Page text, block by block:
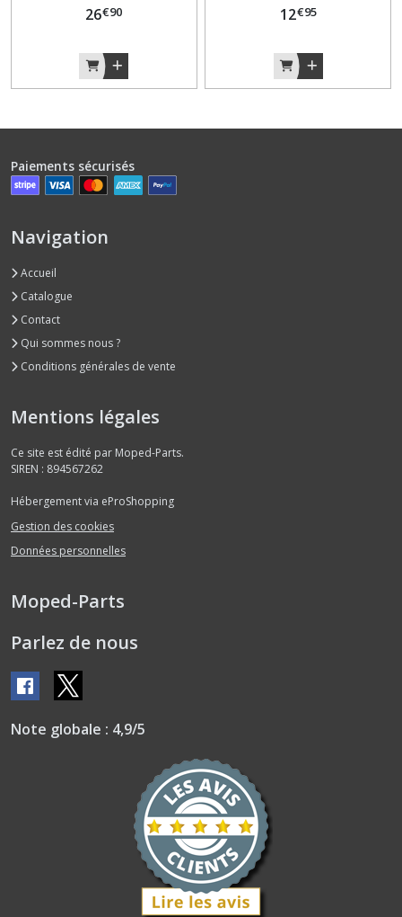
26€90 12€95
Paiements sécurisés
Navigation
Accueil
Catalogue
Contact
Qui sommes nous ?
Conditions générales de vente
Mentions légales
Ce site est édité par Moped-Parts.
SIREN : 894567262
Hébergement via eProShopping
Gestion des cookies
Données personnelles
Moped-Parts
Parlez de nous
Note globale : 4,9/5